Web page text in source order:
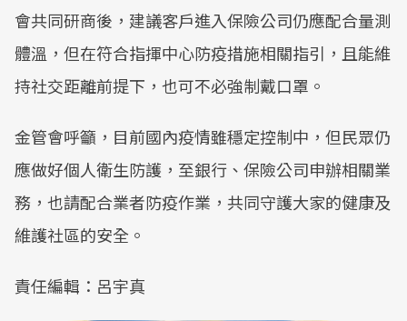
會共同研商後，建議客戶進入保險公司仍應配合量測
體溫，但在符合指揮中心防疫措施相關指引，且能維
持社交距離前提下，也可不必強制戴口罩。
金管會呼籲，目前國內疫情雖穩定控制中，但民眾仍
應做好個人衛生防護，至銀行、保險公司申辦相關業
務，也請配合業者防疫作業，共同守護大家的健康及
維護社區的安全。
責任編輯：呂宇真